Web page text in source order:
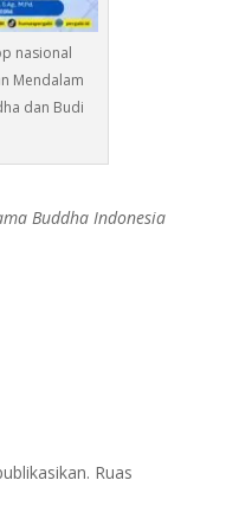
nasional
Mendalam
dan Budi
Buddha Indonesia
Ruas